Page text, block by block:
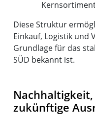
Diese Struktur
Einkauf, Logistik und
Grundlage für das
SÜD bekannt ist.
zukünftige